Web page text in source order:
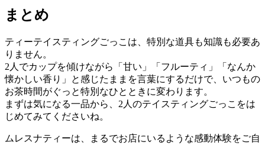
まとめ
ティーテイスティングごっこは、特別な道具も知識も必要あ
りません。
2人でカップを傾けながら「甘い」「フルーティ」「なんか
懐かしい香り」と感じたままを言葉にするだけで、いつもの
お茶時間がぐっと特別なひとときに変わります。
まずは気になる一品から、2人のテイスティングごっこをは
じめてみてくださいね。
ムレスナティーは、まるでお店にいるような感動体験をご自